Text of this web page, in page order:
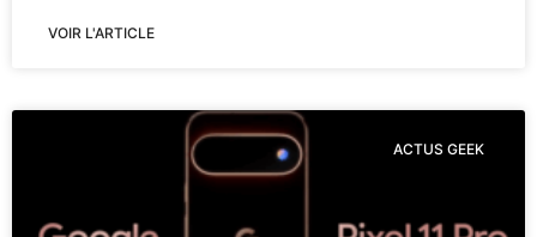
VOIR L'ARTICLE
ACTUS GEEK